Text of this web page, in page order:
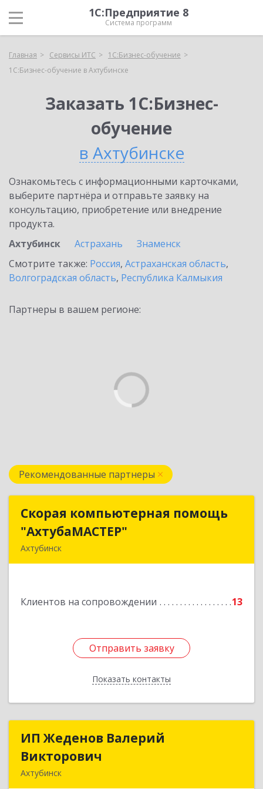
1С:Предприятие 8
Система программ
Главная Сервисы ИТС
1С:Бизнес-обучение
1С:Бизнес-обучение в Ахтубинске
Заказать 1С:Бизнес-
обучение
в Ахтубинске
Ознакомьтесь с информационными карточками,
выберите партнёра и отправьте заявку на
консультацию, приобретение или внедрение
продукта.
Ахтубинск
Астрахань
Знаменск
Смотрите также: Россия, Астраханская область,
Волгоградская область, Республика Калмыкия
Партнеры в вашем регионе:
Рекомендованные партнеры
Скорая компьютерная помощь
"АхтубаМАСТЕР"
Ахтубинск
Клиентов на сопровождении 13
Отправить заявку
Показать контакты
Скорая компьютерная помощь
Подробнее
Отправить заявку
Назад
ИП Жеденов Валерий
Викторович
Ахтубинск
ИП Жеденов Валерий